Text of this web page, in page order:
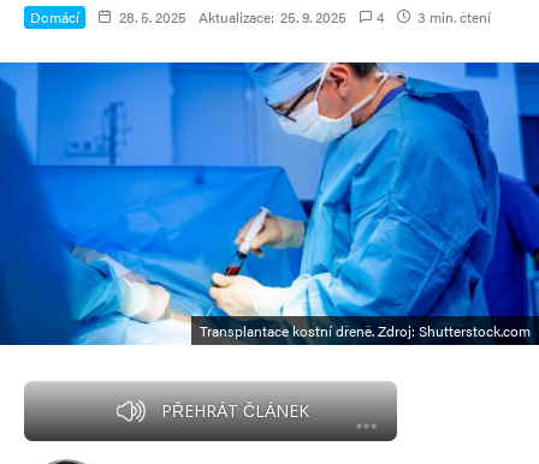
Domácí 28. 5. 2025 Aktualizace: 25. 9. 2025 4 3 min. čtení
Transplantace kostní dřeně. Zdroj: Shutterstock.com
PŘEHRÁT ČLÁNEK